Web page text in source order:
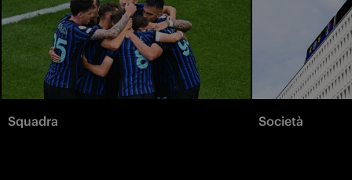
Squadra Società